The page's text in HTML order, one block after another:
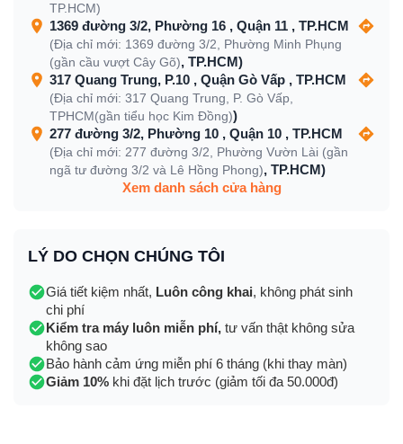
TP.HCM)
1369 đường 3/2, Phường 16 , Quận 11 , TP.HCM
(Địa chỉ mới: 1369 đường 3/2, Phường Minh Phụng
(gần cầu vượt Cây Gõ), TP.HCM)
317 Quang Trung, P.10 , Quận Gò Vấp , TP.HCM
(Địa chỉ mới: 317 Quang Trung, P. Gò Vấp,
TPHCM(gần tiểu học Kim Đồng))
277 đường 3/2, Phường 10 , Quận 10 , TP.HCM
(Địa chỉ mới: 277 đường 3/2, Phường Vườn Lài (gần
ngã tư đường 3/2 và Lê Hồng Phong), TP.HCM)
Xem danh sách cửa hàng
LÝ DO CHỌN CHÚNG TÔI
Giá tiết kiệm nhất, Luôn công khai, không phát sinh
chi phí
Kiểm tra máy luôn miễn phí, tư vấn thật không sửa
không sao
Bảo hành cảm ứng miễn phí 6 tháng (khi thay màn)
Giảm 10% khi đặt lịch trước (giảm tối đa 50.000đ)